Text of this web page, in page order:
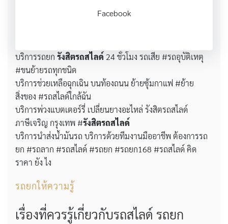
Facebook
บริการรถยก รังสิตรถสไลด์ 24 ชั่วโมง รถเสีย #รถอุบัติเหตุ
#ขนย้ายรถทุกชนิด
บริการช่วยเหลือฉุกเฉิน บนท้องถนน ย้ายซุ้มกาแฟ #ย้าย
สิ่งของ #รถสไลด์ใกล้ฉัน
บริการพ่วงแบตเตอร์รี่ เปลี่ยนยางอะไหล่ รังสิตรถสไลด์
ภาษีเจริญ กรุงเทพ #รังสิตรถสไลด์
บริการนำส่งน้ำมันรถ บริการด้วยทีมงานมืออาชีพ ต้องการรถ
ยก #รถลาก #รถสไลด์ #รถยก #รถยก168 #รถสไลด์ คิด
ราคา ยัง ไง
รถยกให้ความรู้
เรื่องที่ควรรู้เกี่ยวกับรถสไลด์ รถยก